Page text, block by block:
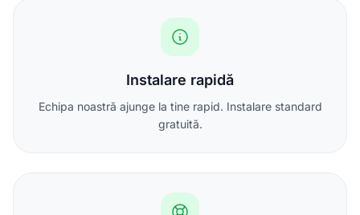
Instalare rapidă
Echipa noastră ajunge la tine rapid. Instalare standard
gratuită.